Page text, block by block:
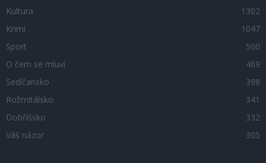
Kultura
1302
Krimi
1047
Sport
500
O čem se mluví
469
Sedlčansko
398
Rožmitálsko
341
Dobříšsko
332
Váš názor
305